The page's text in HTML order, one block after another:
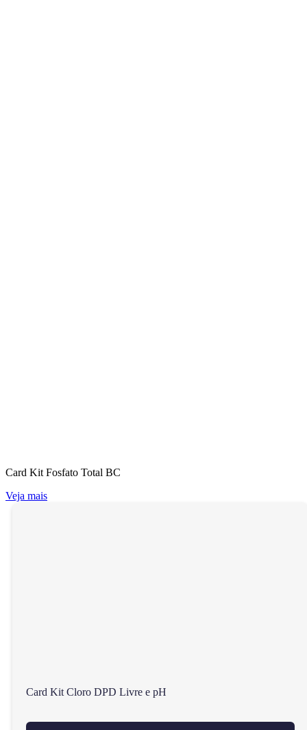
Card Kit Fosfato Total BC
Veja mais
Card Kit Cloro DPD Livre e pH